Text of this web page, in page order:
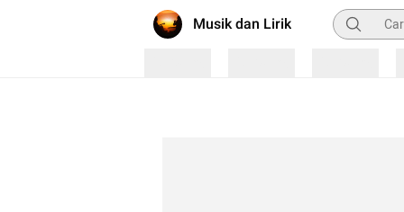
Musik dan Lirik Pencarian